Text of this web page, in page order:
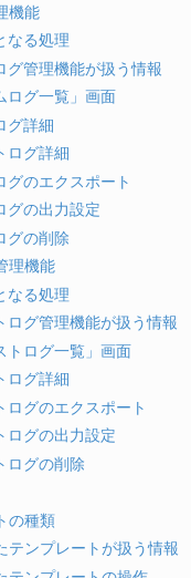
機能
なる処理
グ管理機能が扱う情報
ログ一覧」画面
グ詳細
ログ詳細
グのエクスポート
グの出力設定
グの削除
理機能
なる処理
ログ管理機能が扱う情報
トログ一覧」画面
ログ詳細
ログのエクスポート
ログの出力設定
ログの削除
の種類
テンプレートが扱う情報